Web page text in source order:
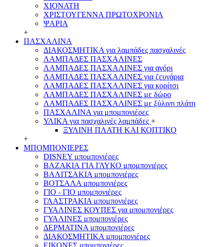
ΧΙΟΝΑΤΗ
ΧΡΙΣΤΟΥΓΕΝΝΑ ΠΡΩΤΟΧΡΟΝΙΑ
ΨΑΡΙΑ
+
ΠΑΣΧΑΛΙΝΑ
ΔΙΑΚΟΣΜΗΤΙΚΑ για λαμπάδες πασχαλινές
ΛΑΜΠΑΔΕΣ ΠΑΣΧΑΛΙΝΕΣ
ΛΑΜΠΑΔΕΣ ΠΑΣΧΑΛΙΝΕΣ για αγόρι
ΛΑΜΠΑΔΕΣ ΠΑΣΧΑΛΙΝΕΣ για ζευγάρια
ΛΑΜΠΑΔΕΣ ΠΑΣΧΑΛΙΝΕΣ για κορίτσι
ΛΑΜΠΑΔΕΣ ΠΑΣΧΑΛΙΝΕΣ με δώρο
ΛΑΜΠΑΔΕΣ ΠΑΣΧΑΛΙΝΕΣ με ξύλινη πλάτη
ΠΑΣΧΑΛΙΝΑ για μπομπονιέρες
ΥΛΙΚΑ για πασχαλινές λαμπάδες +
ΞΥΛΙΝΗ ΠΛΑΤΗ ΚΑΙ ΚΟΠΤΙΚΟ
+
ΜΠΟΜΠΟΝΙΕΡΕΣ
DISNEY μπομπονιέρες
ΒΑΖΑΚΙΑ ΓΙΑ ΓΛΥΚΟ μπομπονιέρες
ΒΑΛΙΤΣΑΚΙΑ μπομπονιέρες
ΒΟΤΣΑΛΑ μπομπονιέρες
ΓΙΟ - ΓΙΟ μπομπονιέρες
ΓΛΑΣΤΡΑΚΙΑ μπομπονιέρες
ΓΥΑΛΙΝΕΣ ΚΟΥΠΕΣ για μπομπονιέρες
ΓΥΑΛΙΝΕΣ μπομπονιέρες
ΔΕΡΜΑΤΙΝΑ μπομπονιέρες
ΔΙΑΚΟΣΜΗΤΙΚΑ μπομπονιέρες
ΕΙΚΟΝΕΣ μπομπονιέρες